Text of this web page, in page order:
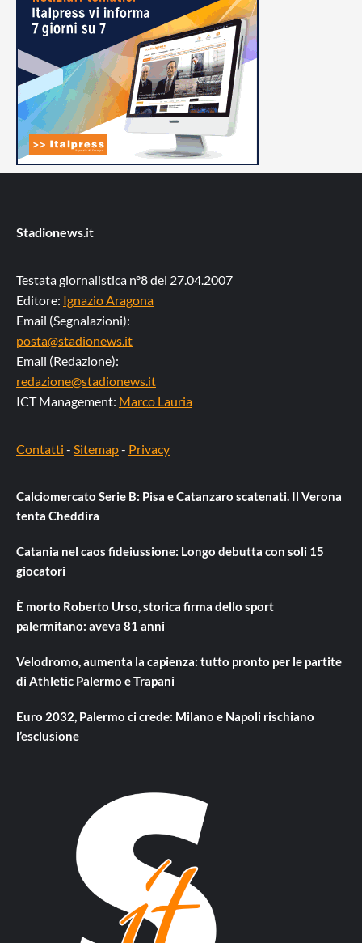
Stadionews.it
Testata giornalistica n°8 del 27.04.2007
Editore: Ignazio Aragona
Email (Segnalazioni):
posta@stadionews.it
Email (Redazione):
redazione@stadionews.it
ICT Management: Marco Lauria
Contatti - Sitemap- Privacy
Calciomercato Serie B: Pisa e Catanzaro scatenati. Il Verona
tenta Cheddira
Catania nel caos fideiussione: Longo debutta con soli 15
giocatori
È morto Roberto Urso, storica firma dello sport
palermitano: aveva 81 anni
Velodromo, aumenta la capienza: tutto pronto per le partite
di Athletic Palermo e Trapani
Euro 2032, Palermo ci crede: Milano e Napoli rischiano
l’esclusione